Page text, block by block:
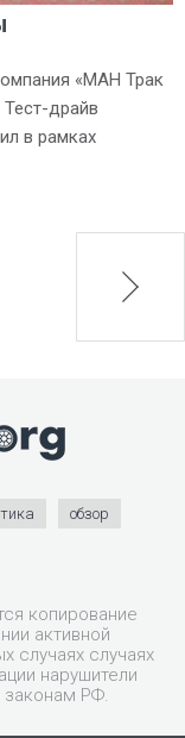
«МАН Трак
драйв
в рамках
next
обзор
копирование
активной
случаях случаях
нарушители
законам РФ.